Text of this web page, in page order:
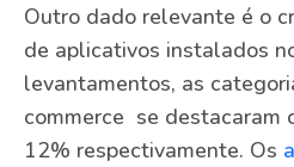
Outro dado relevante é o
de aplicativos instalados
levantamentos, as
commerce se destacaram
12% respectivamente. Os